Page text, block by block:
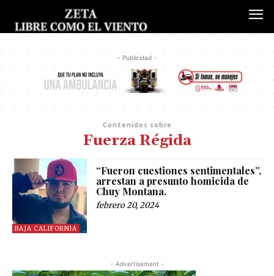
- Publicidad -
Contenidos sobre
Fuerza Régida
BAJA CALIFORNIA
“Fueron cuestiones sentimentales”,
arrestan a presunto homicida de
Chuy Montana.
febrero 20, 2024
- Advertisement -